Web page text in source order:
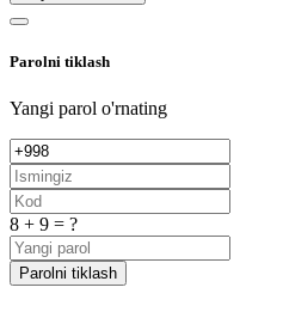
Parolni tiklash
Yangi parol o'rnating
8 + 9 = ?
Parolni tiklash